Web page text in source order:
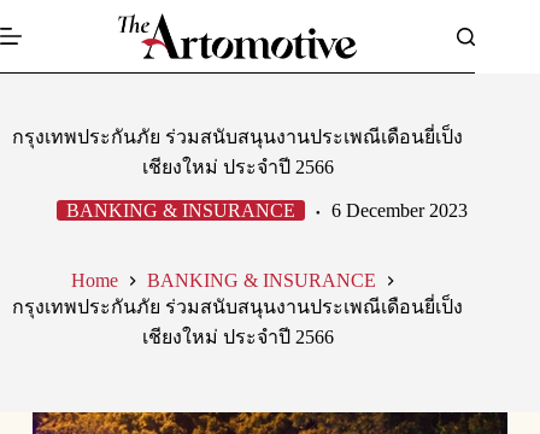
to
กรุงเทพประกันภัย ร่วมสนับสนุนงานประเพณีเดือนยี่เป็ง
เชียงใหม่ ประจำปี 2566
BANKING & INSURANCE 6 December 2023
Home
BANKING & INSURANCE
กรุงเทพประกันภัย ร่วมสนับสนุนงานประเพณีเดือนยี่เป็ง
เชียงใหม่ ประจำปี 2566